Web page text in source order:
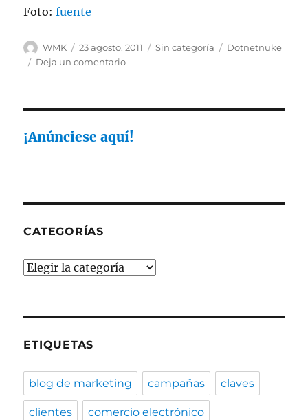
Foto:fuente
Autor
WMK
Publicado
el
23 agosto, 2011 Categorías
Sin categoría Etiquetas
Dotnetnuke
Deja un comentarioen
¡Anúnciese aquí!
CATEGORÍAS
Categorías
ETIQUETAS
blog de marketing campañas claves
clientes comercio electrónico